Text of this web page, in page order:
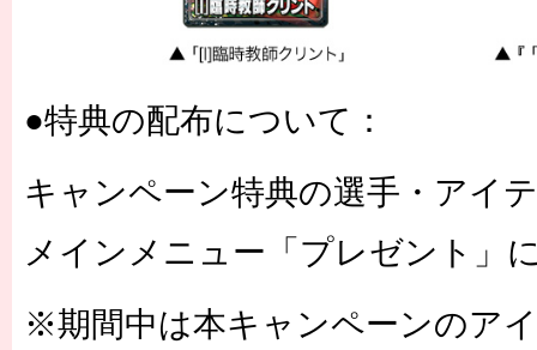
●特典の配布について：
キャンペーン特典の選手・アイ
メインメニュー「プレゼント」
※期間中は本キャンペーンのア